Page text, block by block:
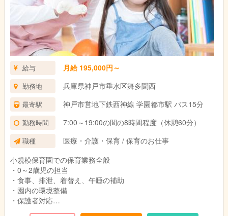
給与 月給 195,000円～
勤務地 兵庫県神戸市垂水区舞多聞西
最寄駅 神戸市営地下鉄西神線 学園都市駅 バス15分
勤務時間 7:00～19:00の間の8時間程度（休憩60分）
職種
医療・介護・保育 / 保育のお仕事
小規模保育園での保育業務全般
・0～2歳児の担当
・食事、排泄、着替え、午睡の補助
・園内の環境整備
・保護者対応
・連絡帳、各書類の記入